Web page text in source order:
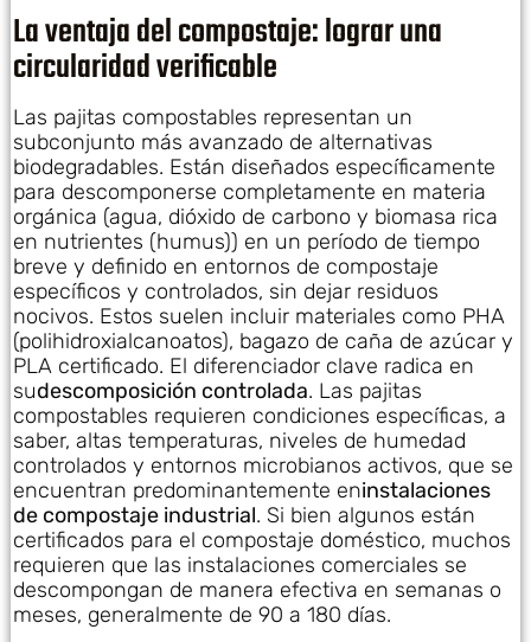
La ventaja del compostaje: lograr una
circularidad verificable
Las pajitas compostables representan un
subconjunto más avanzado de alternativas
biodegradables. Están diseñados específicamente
para descomponerse completamente en materia
orgánica (agua, dióxido de carbono y biomasa rica
en nutrientes (humus)) en un período de tiempo
breve y definido en entornos de compostaje
específicos y controlados, sin dejar residuos
nocivos. Estos suelen incluir materiales como PHA
(polihidroxialcanoatos), bagazo de caña de azúcar y
PLA certificado. El diferenciador clave radica en
sudescomposición controlada. Las pajitas
compostables requieren condiciones específicas, a
saber, altas temperaturas, niveles de humedad
controlados y entornos microbianos activos, que se
encuentran predominantemente eninstalaciones
de compostaje industrial. Si bien algunos están
certificados para el compostaje doméstico, muchos
requieren que las instalaciones comerciales se
descompongan de manera efectiva en semanas o
meses, generalmente de 90 a 180 días.